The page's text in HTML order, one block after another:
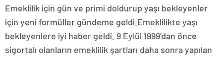
Emeklilik için gün ve primi doldurup yaşı bekleyenler
için yeni formüller gündeme geldi.Emeklilikte yaşı
bekleyenlere iyi haber geldi. 9 Eylül 1999’dan önce
sigortalı olanların emeklilik şartları daha sonra yapılan